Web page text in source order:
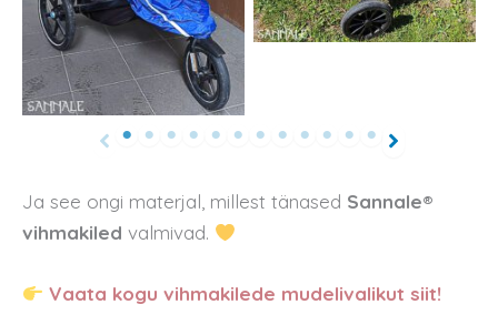
Ja see ongi materjal, millest tänased Sannale®
vihmakiled valmivad.
Vaata kogu vihmakilede mudelivalikut siit!